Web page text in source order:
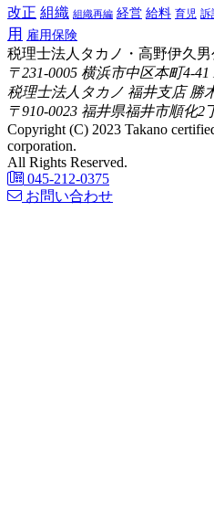
改正 組織 組織再編 経営 給料 育児 訴
用 雇用保険
税理士法人タカノ・高野伊久
〒231-0005 横浜市中区本町4-
税理士法人タカノ 福井支店 勝
〒910-0023 福井県福井市順化2
Copyright (C) 2023 Takano
corporation.
All Rights Reserved.
045-212-0375
お問い合わせ